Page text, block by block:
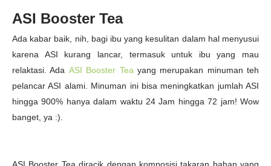
ASI Booster Tea
Ada kabar baik, nih, bagi ibu yang kesulitan dalam hal menyusui
karena ASI kurang lancar, termasuk untuk ibu yang mau
relaktasi. Ada ASI Booster Tea yang merupakan minuman teh
pelancar ASI alami. Minuman ini bisa meningkatkan jumlah ASI
hingga 900% hanya dalam waktu 24 Jam hingga 72 jam! Wow
banget, ya :).